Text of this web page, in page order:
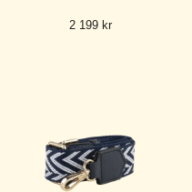
2 199 kr